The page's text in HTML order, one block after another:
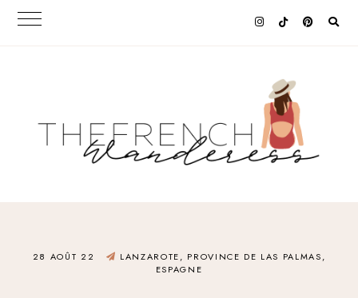
28 AOÛT 22
LANZAROTE, PROVINCE DE LAS PALMAS,
ESPAGNE